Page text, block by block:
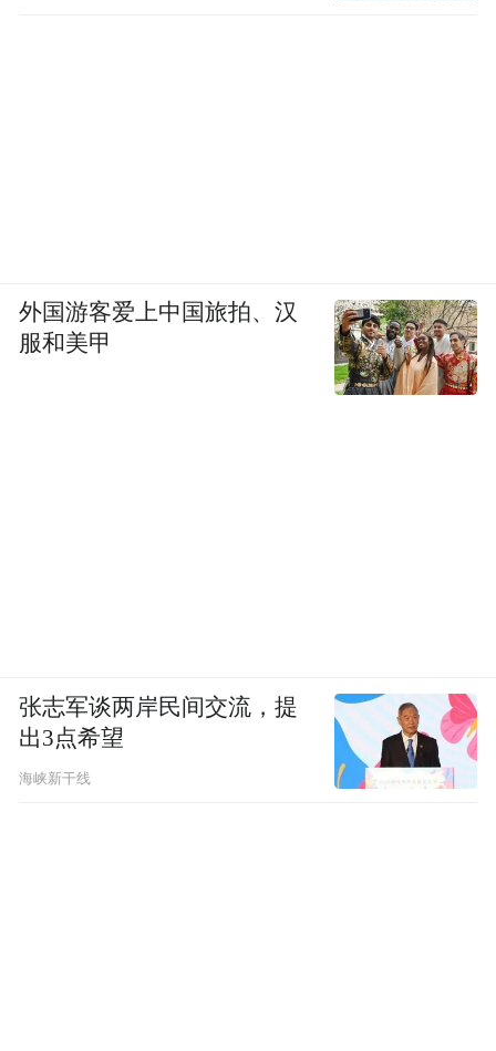
外国游客爱上中国旅拍、汉
服和美甲
张志军谈两岸民间交流，提
出3点希望
海峡新干线